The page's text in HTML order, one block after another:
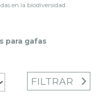
en la biodiversidad.
para gafas
FILTRAR